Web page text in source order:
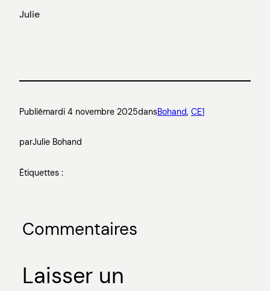
Julie
Publiémardi 4 novembre 2025dansBohand, CE1
parJulie Bohand
Étiquettes :
Commentaires
Laisser un